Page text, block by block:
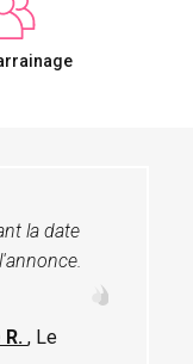
la date
, Le